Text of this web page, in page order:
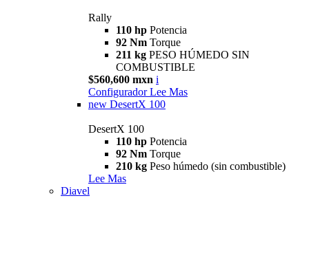
Rally
110 hp Potencia
92 Nm Torque
211 kg PESO HÚMEDO SIN
COMBUSTIBLE
$560,600 mxn i
Configurador Lee Mas
new DesertX 100
DesertX 100
110 hp Potencia
92 Nm Torque
210 kg Peso húmedo (sin combustible)
Lee Mas
Diavel